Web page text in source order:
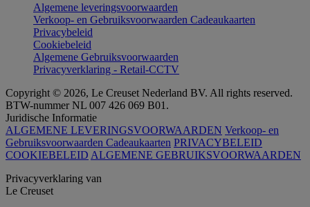
Algemene leveringsvoorwaarden
Verkoop- en Gebruiksvoorwaarden Cadeaukaarten
Privacybeleid
Cookiebeleid
Algemene Gebruiksvoorwaarden
Privacyverklaring - Retail-CCTV
Copyright © 2026, Le Creuset Nederland BV. All rights reserved.
BTW-nummer NL 007 426 069 B01.
Juridische Informatie
ALGEMENE LEVERINGSVOORWAARDEN Verkoop- en
Gebruiksvoorwaarden Cadeaukaarten PRIVACYBELEID
COOKIEBELEID ALGEMENE GEBRUIKSVOORWAARDEN
Privacyverklaring van
Le Creuset